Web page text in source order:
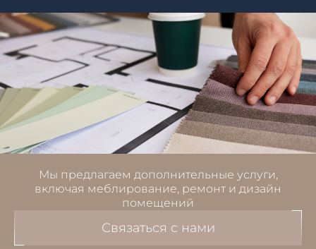
Мы предлагаем дополнительные услуги,
включая меблирование, ремонт и дизайн
помещений
Связаться с нами